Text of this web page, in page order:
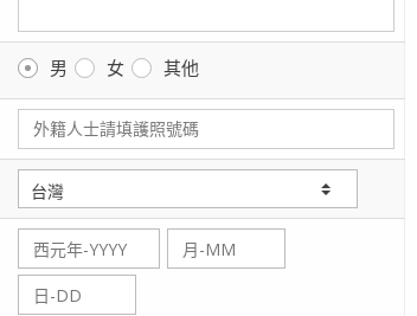
男 女 其他